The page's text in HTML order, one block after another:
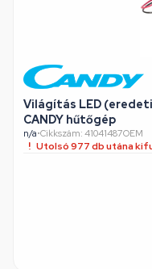
Világítás LED
CANDY hűtőgép
n/a•Cikkszám: 41041487OEM
Utolsó 977 db utána